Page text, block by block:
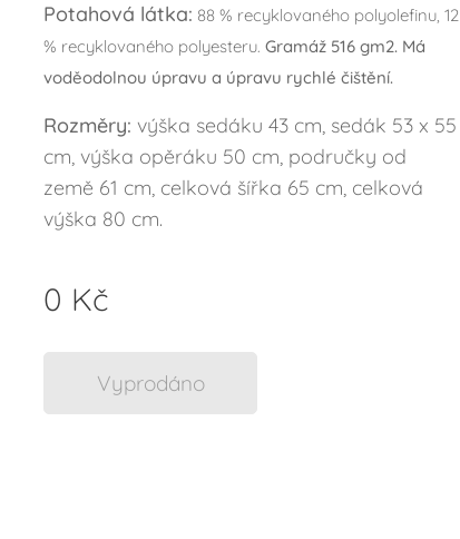
Potahová látka: 88 % recyklovaného polyolefinu, 12
% recyklovaného polyesteru. Gramáž 516 gm2. Má
voděodolnou úpravu a úpravu rychlé čištění.
Rozměry: výška sedáku 43 cm, sedák 53 x 55
cm, výška opěráku 50 cm, područky od
země 61 cm, celková šířka 65 cm, celková
výška 80 cm.
0 Kč
Vyprodáno